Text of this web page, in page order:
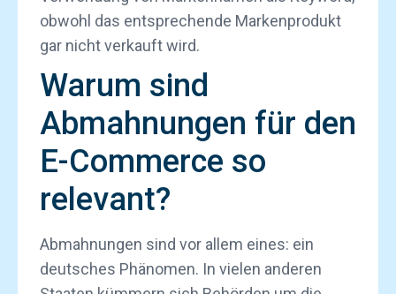
obwohl das entsprechende Markenprodukt
gar nicht verkauft wird.
Warum sind
Abmahnungen für den
E-Commerce so
relevant?
Abmahnungen sind vor allem eines: ein
deutsches Phänomen. In vielen anderen